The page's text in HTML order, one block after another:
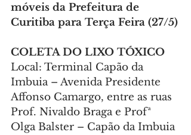
móveis da Prefeitura de
Curitiba para Terça Feira (27/5)
COLETA DO LIXO TÓXICO
Local: Terminal Capão da
Imbuia – Avenida Presidente
Affonso Camargo, entre as ruas
Prof. Nivaldo Braga e Profª
Olga Balster – Capão da Imbuia